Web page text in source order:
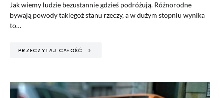
Jak wiemy ludzie bezustannie gdzieś podróżują. Różnorodne
bywają powody takiegoż stanu rzeczy, a w dużym stopniu wynika
to…
PRZECZYTAJ CAŁOŚĆ